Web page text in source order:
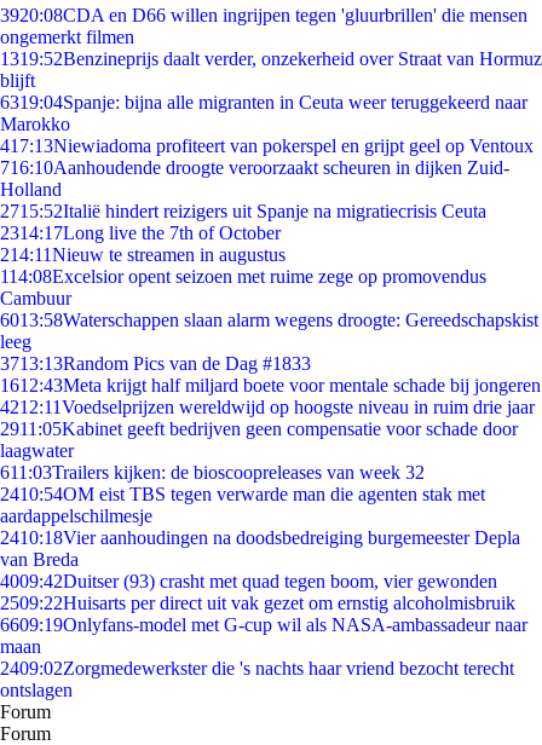
3920:08CDA en D66 willen ingrijpen tegen 'gluurbrillen' die mensen
ongemerkt filmen
1319:52Benzineprijs daalt verder, onzekerheid over Straat van Hormuz
blijft
6319:04Spanje: bijna alle migranten in Ceuta weer teruggekeerd naar
Marokko
417:13Niewiadoma profiteert van pokerspel en grijpt geel op Ventoux
716:10Aanhoudende droogte veroorzaakt scheuren in dijken Zuid-
Holland
2715:52Italië hindert reizigers uit Spanje na migratiecrisis Ceuta
2314:17Long live the 7th of October
214:11Nieuw te streamen in augustus
114:08Excelsior opent seizoen met ruime zege op promovendus
Cambuur
6013:58Waterschappen slaan alarm wegens droogte: Gereedschapskist
leeg
3713:13Random Pics van de Dag #1833
1612:43Meta krijgt half miljard boete voor mentale schade bij jongeren
4212:11Voedselprijzen wereldwijd op hoogste niveau in ruim drie jaar
2911:05Kabinet geeft bedrijven geen compensatie voor schade door
laagwater
611:03Trailers kijken: de bioscoopreleases van week 32
2410:54OM eist TBS tegen verwarde man die agenten stak met
aardappelschilmesje
2410:18Vier aanhoudingen na doodsbedreiging burgemeester Depla
van Breda
4009:42Duitser (93) crasht met quad tegen boom, vier gewonden
2509:22Huisarts per direct uit vak gezet om ernstig alcoholmisbruik
6609:19Onlyfans-model met G-cup wil als NASA-ambassadeur naar
maan
2409:02Zorgmedewerkster die 's nachts haar vriend bezocht terecht
ontslagen
Forum
Forum